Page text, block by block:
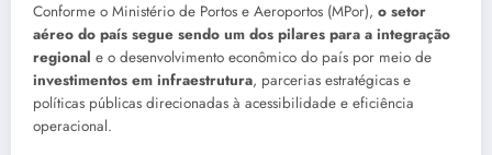
Conforme o Ministério de Portos e Aeroportos (MPor), o setor
aéreo do país segue sendo um dos pilares para a integração
regional e o desenvolvimento econômico do país por meio de
investimentos em infraestrutura, parcerias estratégicas e
políticas públicas direcionadas à acessibilidade e eficiência
operacional.